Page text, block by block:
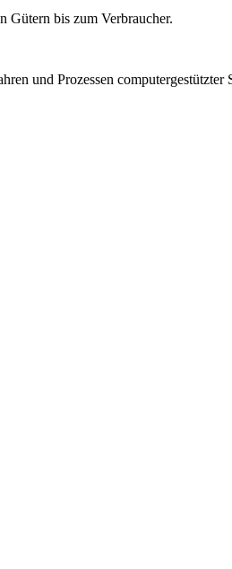
Gütern bis zum Verbraucher.
und Prozessen computergestützter